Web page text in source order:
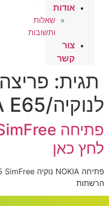
אודות
שאלות
ותשובות
צור
קשר
תגית: פריצה
לנוקיה/NOKIA E65
לחץ כאן
הרשתות